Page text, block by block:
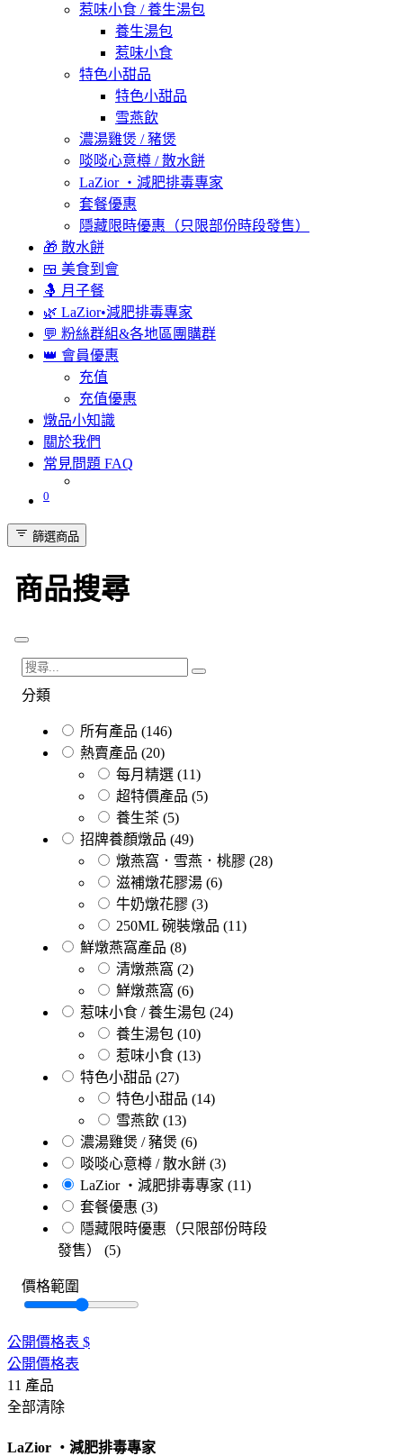
惹味小食 / 養生湯包
養生湯包
惹味小食
特色小甜品
特色小甜品
雪燕飲
濃湯雞煲 / 豬煲
啖啖心意樽 / 散水餅
LaZior ・減肥排毒專家
套餐優惠
隱藏限時優惠（只限部份時段發售）
🎁 散水餅
🍱 美食到會
🤱 月子餐
🌿 LaZior•減肥排毒專家
💬 粉絲群組&各地區團購群
👑 會員優惠
充值
充值優惠
燉品小知識
關於我們
常見問題 FAQ
0
篩選商品
商品搜尋
分類
所有產品 (146)
熱賣產品 (20)
每月精選 (11)
超特價產品 (5)
養生茶 (5)
招牌養顏燉品 (49)
燉燕窩．雪燕．桃膠 (28)
滋補燉花膠湯 (6)
牛奶燉花膠 (3)
250ML 碗裝燉品 (11)
鮮燉燕窩產品 (8)
清燉燕窩 (2)
鮮燉燕窩 (6)
惹味小食 / 養生湯包 (24)
養生湯包 (10)
惹味小食 (13)
特色小甜品 (27)
特色小甜品 (14)
雪燕飲 (13)
濃湯雞煲 / 豬煲 (6)
啖啖心意樽 / 散水餅 (3)
LaZior ・減肥排毒專家 (11)
套餐優惠 (3)
隱藏限時優惠（只限部份時段
發售）
(5)
價格範圍
公開價格表 $
公開價格表
11 產品
全部清除
LaZior ・減肥排毒專家